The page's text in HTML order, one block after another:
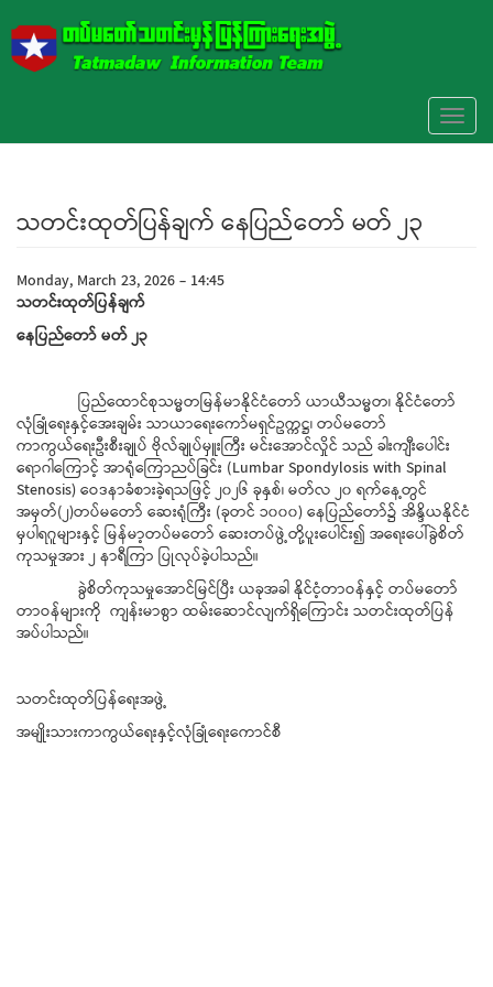
သတင်းထုတ်ပြန်ချက် နေပြည်တော် မတ် ၂၃
Monday, March 23, 2026 - 14:45
သတင်းထုတ်ပြန်ချက်
နေပြည်တော် မတ် ၂၃
ပြည်ထောင်စုသမ္မတမြန်မာနိုင်ငံတော် ယာယီသမ္မတ၊ နိုင်ငံတော်
လုံခြုံရေးနှင့်အေးချမ်း သာယာရေးကော်မရှင်ဥက္ကဋ္ဌ၊ တပ်မတော်
ကာကွယ်ရေးဦးစီးချုပ် ဗိုလ်ချုပ်မှူးကြီး မင်းအောင်လှိုင် သည် ခါးကျီးပေါင်း
ရောဂါကြောင့် အာရုံကြောညပ်ခြင်း (Lumbar Spondylosis with Spinal
Stenosis) ဝေဒနာခံစားခဲ့ရသဖြင့် ၂၀၂၆ ခုနှစ်၊ မတ်လ ၂၀ ရက်နေ့တွင်
အမှတ်(၂)တပ်မတော် ဆေးရုံကြီး (ခုတင် ၁၀၀၀) နေပြည်တော်၌ အိန္ဒိယနိုင်ငံ
မှပါရဂူများနှင့် မြန်မာ့တပ်မတော် ဆေးတပ်ဖွဲ့တို့ပူးပေါင်း၍ အရေးပေါ်ခွဲစိတ်
ကုသမှုအား ၂ နာရီကြာ ပြုလုပ်ခဲ့ပါသည်။
ခွဲစိတ်ကုသမှုအောင်မြင်ပြီး ယခုအခါ နိုင်ငံ့တာဝန်နှင့် တပ်မတော်
တာဝန်များကို ကျန်းမာစွာ ထမ်းဆောင်လျက်ရှိကြောင်း သတင်းထုတ်ပြန်
အပ်ပါသည်။
သတင်းထုတ်ပြန်ရေးအဖွဲ့
အမျိုးသားကာကွယ်ရေးနှင့်လုံခြုံရေးကောင်စီ